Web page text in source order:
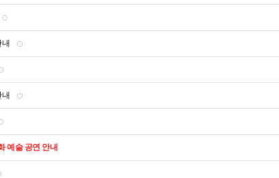
예술 공연 안내